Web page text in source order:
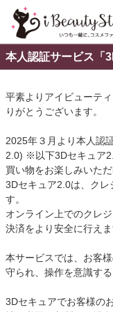
本人認証サービス「
平素よりアイビューテ
りがとうございます。
2025年３月より本人認
2.0) ※以下3Dセキュア
買い物をお楽しみいた
3Dセキュア2.0は、ク
す。
オンライン上でのクレ
決済をより安全に行えま
本サービスでは、お客
守られ、操作を意識す
3Dセキュアでお客様の